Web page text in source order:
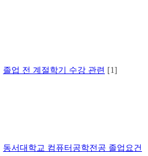
졸업 전 계절학기 수강 관련 [1]
동서대학교 컴퓨터공학전공 졸업요건